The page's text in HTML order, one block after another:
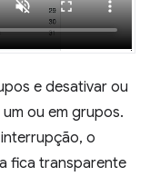
e desativar ou
ou em grupos.
o
fica transparente